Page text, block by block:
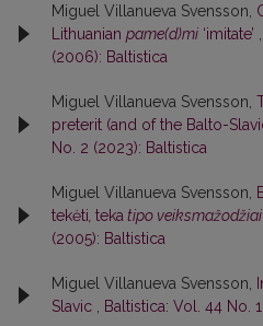
Miguel Villanueva Svensson,
Lithuanian pame(d)mi ‘imitate’
(2006): Baltistica
Miguel Villanueva Svensson,
preterit (and of the Balto-
No. 2 (2023): Baltistica
Miguel Villanueva Svensson,
tekėti teka tipo veiksmažodžiai
(2005): Baltistica
Miguel Villanueva Svensson,
Slavic
Baltistica: Vol. 44 No.